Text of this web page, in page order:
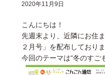
2020年11月9日
こんにちは！
先週末より、近隣にお住
２月号」を配布しており
今回のテーマは“冬のすご